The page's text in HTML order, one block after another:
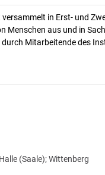
in Erst- und
Menschen aus und in
Mitarbeitende des
(Saale); Wittenberg